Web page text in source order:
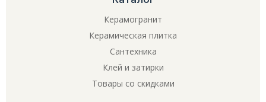
Керамогранит
Керамическая плитка
Сантехника
Клей и затирки
Товары со скидками